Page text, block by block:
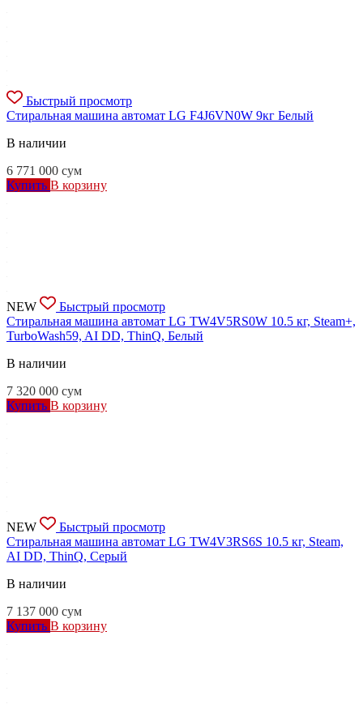
Быстрый просмотр
Стиральная машина автомат LG F4J6VN0W 9кг Белый
В наличии
6 771 000 сум
Купить В корзину
NEW
Быстрый просмотр
Стиральная машина автомат LG TW4V5RS0W 10.5 кг, Steam+,
TurboWash59, AI DD, ThinQ, Белый
В наличии
7 320 000 сум
Купить В корзину
NEW
Быстрый просмотр
Стиральная машина автомат LG TW4V3RS6S 10.5 кг, Steam,
AI DD, ThinQ, Серый
В наличии
7 137 000 сум
Купить В корзину